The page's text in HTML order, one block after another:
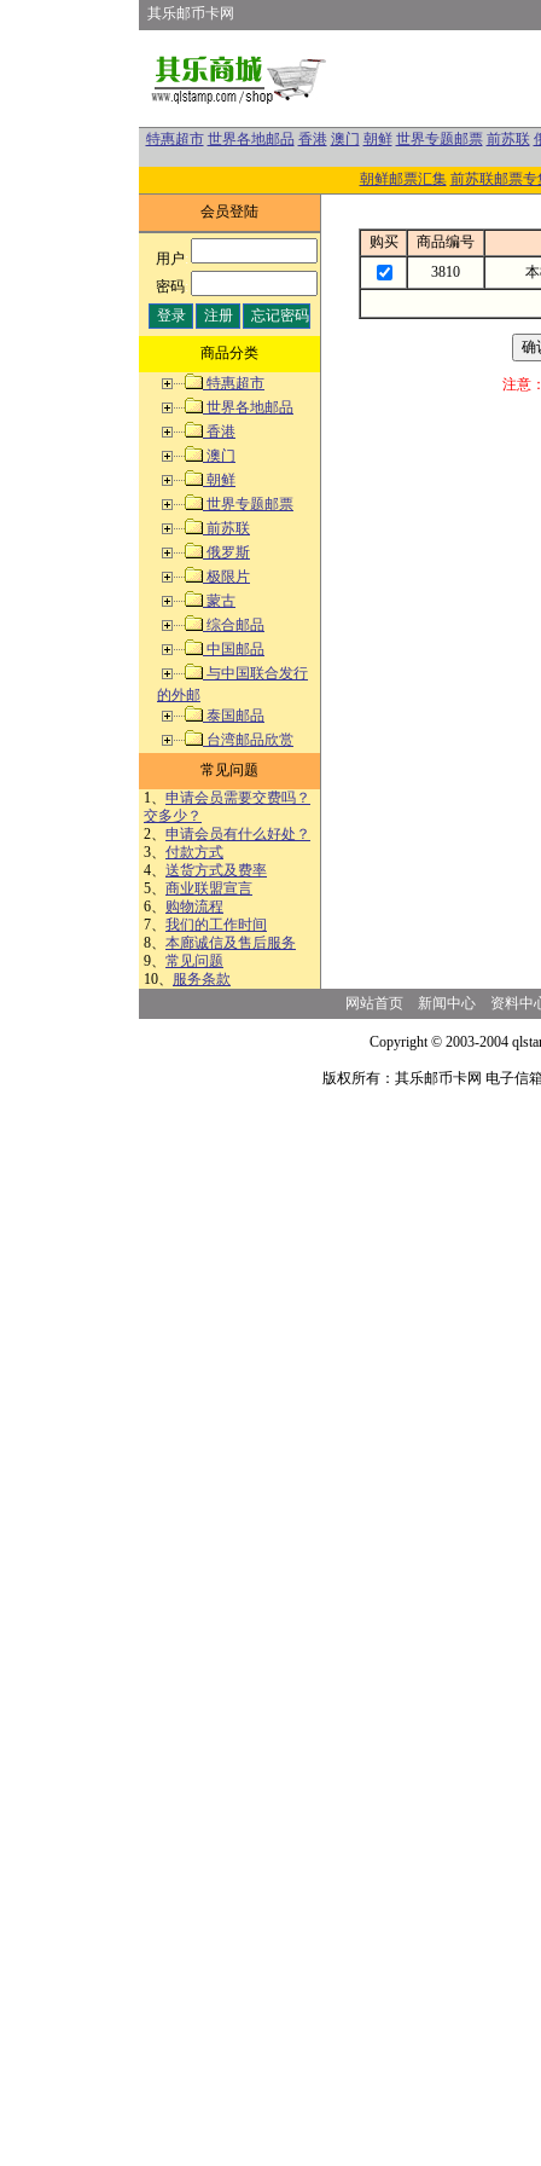
其乐邮币卡网
特惠超市 世界各地邮品 香港 澳门 朝鲜 世界专题邮票 前苏联
朝鲜邮票汇集 前苏联邮票专
会员登陆
用户:
密码:
商品分类
特惠超市
世界各地邮品
香港
澳门
朝鲜
世界专题邮票
前苏联
俄罗斯
极限片
蒙古
综合邮品
中国邮品
与中国联合发行
的外邮
泰国邮品
台湾邮品欣赏
常见问题
1、 申请会员需要交费吗？
交多少？
2、 申请会员有什么好处？
3、 付款方式
4、 送货方式及费率
5、 商业联盟宣言
6、 购物流程
7、 我们的工作时间
8、 本廊诚信及售后服务
9、 常见问题
10、 服务条款
购买
商品编号
3810
注意
网站首页 新闻中心 资料中
Copyright © 2003-2004
版权所有：其乐邮币卡网 电子信